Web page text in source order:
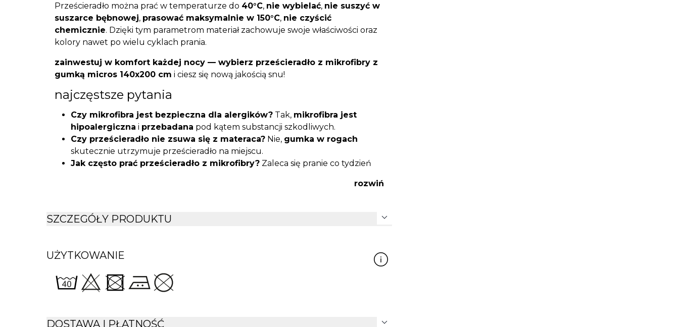
Prześcieradło można prać w temperaturze do 40°C, nie wybielać, nie suszyć w
suszarce bębnowej, prasować maksymalnie w 150°C, nie czyścić
chemicznie. Dzięki tym parametrom materiał zachowuje swoje właściwości oraz
kolory nawet po wielu cyklach prania.
zainwestuj w komfort każdej nocy — wybierz prześcieradło z mikrofibry z
gumką micros 140x200 cm i ciesz się nową jakością snu!
najczęstsze pytania
Czy mikrofibra jest bezpieczna dla alergików? Tak, mikrofibra jest
hipoalergiczna i przebadana pod kątem substancji szkodliwych.
Czy prześcieradło nie zsuwa się z materaca? Nie, gumka w rogach
skutecznie utrzymuje prześcieradło na miejscu.
Jak często prać prześcieradło z mikrofibry? Zaleca się pranie co tydzień
Tak, przy zachowaniu parametrówrozwiń
SZCZEGÓŁY PRODUKTU expand_more
UŻYTKOWANIE
DOSTAWA I PŁATNOŚĆ expand_more